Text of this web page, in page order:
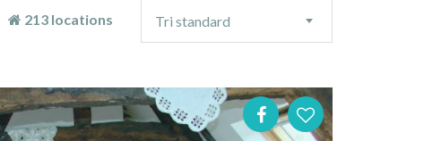
213 locations
tri
Tri standard